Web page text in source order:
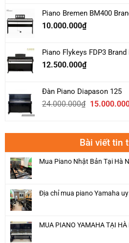
Piano Bremen BM400
10.000.000₫
Piano Flykeys FDP3 Brand
12.500.000₫
Đàn Piano Diapason 125
24.000.000₫ Giá
Bài viết tin
Mua Piano Nhật Bản Tại Hà
Địa chỉ mua piano Yamaha
MUA PIANO YAMAHA TẠI HÀ